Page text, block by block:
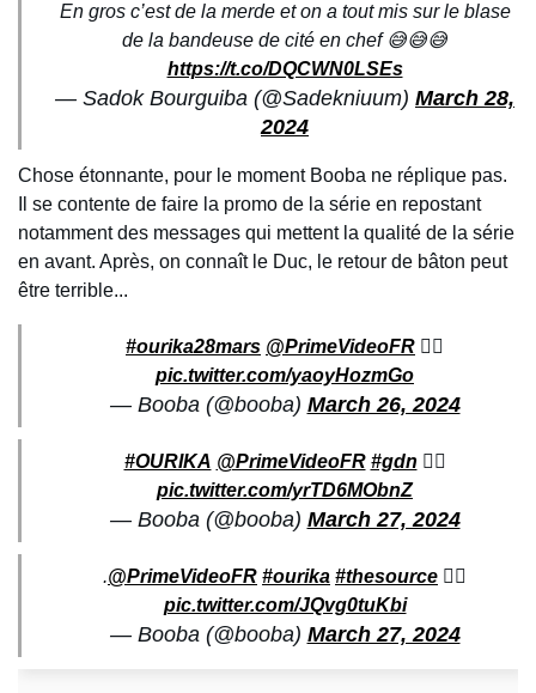
En gros c’est de la merde et on a tout mis sur le blase
de la bandeuse de cité en chef 😅😅😅
https://t.co/DQCWN0LSEs
— Sadok Bourguiba (@Sadekniuum) March 28,
2024
Chose étonnante, pour le moment Booba ne réplique pas.
Il se contente de faire la promo de la série en repostant
notamment des messages qui mettent la qualité de la série
en avant. Après, on connaît le Duc, le retour de bâton peut
être terrible...
#ourika28mars @PrimeVideoFR 🏴‍☠️
pic.twitter.com/yaoyHozmGo
— Booba (@booba) March 26, 2024
#OURIKA @PrimeVideoFR #gdn 🏴‍☠️
pic.twitter.com/yrTD6MObnZ
— Booba (@booba) March 27, 2024
.@PrimeVideoFR #ourika #thesource 🏴‍☠️
pic.twitter.com/JQvg0tuKbi
— Booba (@booba) March 27, 2024